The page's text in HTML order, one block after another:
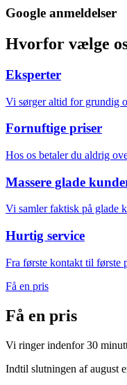
Google anmeldelser
Hvorfor vælge
Eksperter
Vi sørger altid for grundig
Fornuftige priser
Hos os betaler du aldrig
Massere glade
Vi samler faktisk på glade
Hurtig service
Fra første kontakt til første
Få en pris
Få en pris
Vi ringer indenfor 30
Indtil slutningen af august